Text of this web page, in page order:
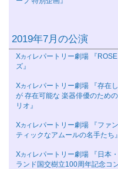
2019年7月の公演
Χカイ レパートリー劇場 『
ズ』
Χカイ レパートリー劇場 『存在
が 存在可能な 楽器俳優のため
リオ』
Χカイ レパートリー劇場 『ファ
ティックなアムールの名手たち』
Χカイ レパートリー劇場 『日本
ランド国交樹立100周年記念コ